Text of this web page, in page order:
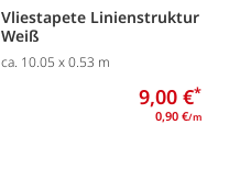
Vliestapete Linienstruktur
Weiß
ca. 10.05 x 0.53 m
9,00 €*
0,90 €/m